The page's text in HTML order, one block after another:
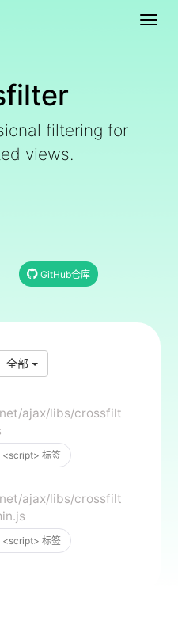
filtering for
views.
GitHub仓库
全部
<script> 标签
ajax/libs/crossfilt
<script> 标签
ajax/libs/crossfilt